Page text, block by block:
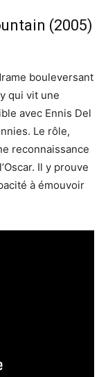
(2005)
bouleversant
qui vit une
avec Ennis Del
Le rôle,
reconnaissance
Il y prouve
à émouvoir